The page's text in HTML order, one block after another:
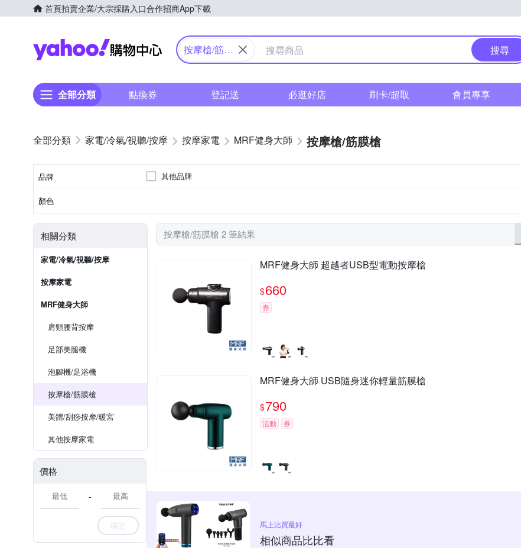
首頁拍賣企業/大宗採購入口合作招商App下載
Yahoo購物中心
按摩槍/筋膜
搜尋
全部分類 點換券 登記送 必逛好店 刷卡/超取 會員專享
家電/冷氣/視聽/按摩 按摩家電 MRF健身大師 按摩槍/筋膜槍
品牌 其他品牌
顏色
相關分類
家電/冷氣/視聽/按摩
按摩家電
MRF健身大師
肩頸腰背按摩
足部美腿機
泡腳機/足浴機
按摩槍/筋膜槍
美體/刮痧按摩/暖宮
其他按摩家電
價格
-
確定
按摩槍/筋膜槍 2 筆結果
MRF健身大師 超越者USB型電動按摩槍
$660
券
MRF健身大師 USB隨身迷你輕量筋膜槍
$790
活動 券
馬上比買最好
相似商品比比看